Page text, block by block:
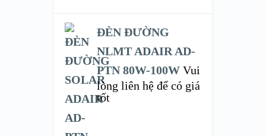
ĐÈN ĐƯỜNG
NLMT ADAIR AD-
PTN 80W-100W Vui
lòng liên hệ để có giá
tốt